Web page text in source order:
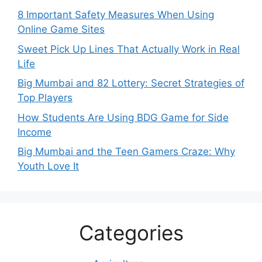
8 Important Safety Measures When Using
Online Game Sites
Sweet Pick Up Lines That Actually Work in Real
Life
Big Mumbai and 82 Lottery: Secret Strategies of
Top Players
How Students Are Using BDG Game for Side
Income
Big Mumbai and the Teen Gamers Craze: Why
Youth Love It
Categories